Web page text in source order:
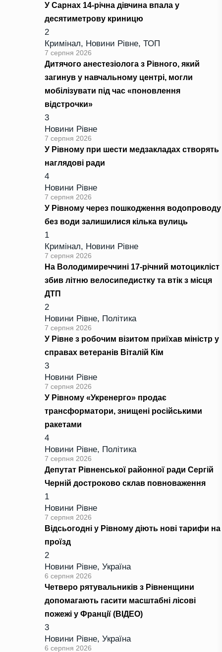
У Сарнах 14-річна дівчина впала у
десятиметрову криницю
2
Кримінал, Новини Рівне, ТОП
7 серпня 2026
Дитячого анестезіолога з Рівного, який
загинув у навчальному центрі, могли
мобілізувати під час «поновлення
відстрочки»
3
Новини Рівне
7 серпня 2026
У Рівному при шести медзакладах створять
наглядові ради
4
Новини Рівне
7 серпня 2026
У Рівному через пошкодження водопроводу
без води залишилися кілька вулиць
1
Кримінал, Новини Рівне
7 серпня 2026
На Володимиреччині 17-річний мотоцикліст
збив літню велосипедистку та втік з місця
ДТП
2
Новини Рівне, Політика
7 серпня 2026
У Рівне з робочим візитом приїхав міністр у
справах ветеранів Віталій Кім
3
Новини Рівне
7 серпня 2026
У Рівному «Укренерго» продає
трансформатори, знищені російськими
ракетами
4
Новини Рівне, Політика
7 серпня 2026
Депутат Рівненської районної ради Сергій
Черній достроково склав повноваження
1
Новини Рівне
7 серпня 2026
Відсьогодні у Рівному діють нові тарифи на
проїзд
2
Новини Рівне, Україна
6 серпня 2026
Четверо рятувальників з Рівненщини
допомагають гасити масштабні лісові
пожежі у Франції (ВІДЕО)
3
Новини Рівне, Україна
6 серпня 2026